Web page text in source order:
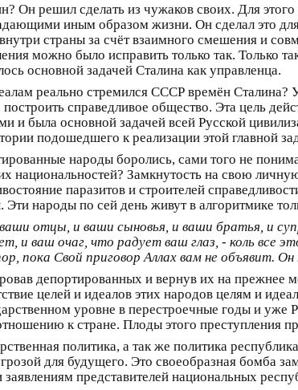
Он решил сделать из чужаков своих. Для
иным образом жизни. Он сделал это
страны за счёт взаимного смешения и
можно было исправить только так. Только
основной задачей Сталина как управленца.
реально стремился СССР времён
построить справедливое общество. Эта цель
и была основной задачей всей Русской
подошедшего к реализации этой главной
народы боролись, сами того не
национальностей? Замкнутость на свою
паразитов и строителей
Эти народы по сей день живут в алгоритмике
отцы, и ваши сыновья, и ваши братья, и
и ваш очаг, что радует ваш глаз, - коль все
пока Свой приговор Аллах вам не объявит.
депортированных и вернув их на прежнее
целей и идеалов этих народов целям и
уровне в перестроечные годы и
к стране. Плоды этого преступления
политика, а так же политика
для будущего. Это своеобразная бомба
представителей национальных